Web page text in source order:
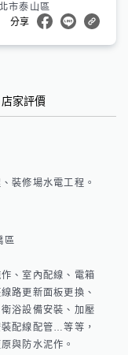
市泰山區
分享
店家評價
裝修場水電工程。
區
、室內配線、電箱
路更新面板更換、
浴設備安裝、加壓
配線配管…等等，
與防水泥作。